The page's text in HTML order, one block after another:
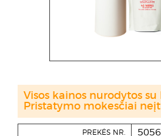
PREKĖS NR.
Visos kainos nurodytos su
Pristatymo mokesčiai